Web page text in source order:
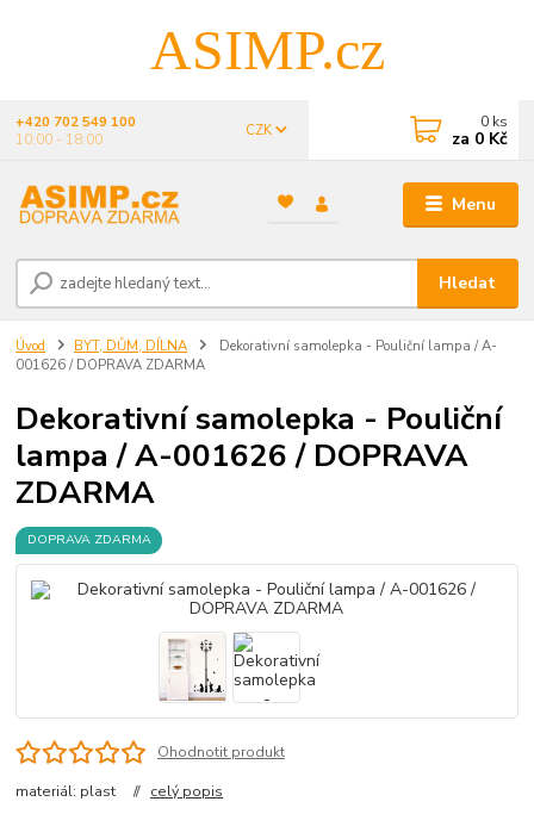
ASIMP.cz
Menu
CZK
Hledat
+420 702 549 100
10:00 - 18:00
0 ks
za 0 Kč
Úvod BYT, DŮM, DÍLNA
Dekorativní samolepka - Pouliční lampa / A-
001626 / DOPRAVA ZDARMA
Dekorativní samolepka - Pouliční
lampa / A-001626 / DOPRAVA
ZDARMA
DOPRAVA ZDARMA
Ohodnotit produkt
materiál: plast // celý popis